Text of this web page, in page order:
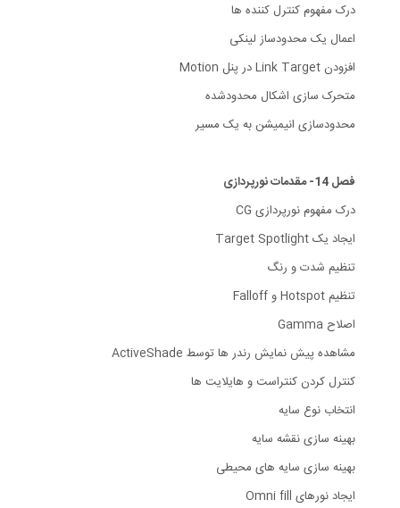
درک مفهوم کنترل کننده ها
اعمال یک محدودساز لینکی
افزودن Link Target در پنل Motion
متحرک سازی اشکال محدودشده
محدودسازی انیمیشن به یک مسیر
فصل 14- مقدمات نورپردازی
درک مفهوم نورپردازی CG
ایجاد یک Target Spotlight
تنظیم شدت و رنگ
تنظیم Hotspot و Falloff
اصلاح Gamma
مشاهده پیش نمایش رندر ها توسط ActiveShade
کنترل کردن کنتراست و هایلایت ها
انتخاب نوع سایه
بهینه سازی نقشه سایه
بهینه سازی سایه های محیطی
ایجاد نورهای Omni fill